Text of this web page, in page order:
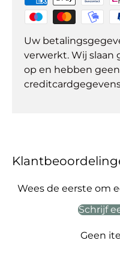
Uw
verwerkt. Wij slaan
op en hebben
Wees de eerste om
Schrijf
Geen